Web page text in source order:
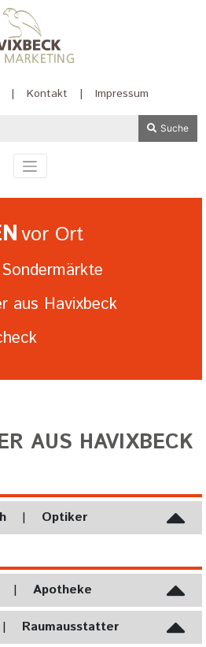
| Kontakt | Impressum
Suche
vor Ort
aus Havixbeck
AUS HAVIXBECK
| Optiker
| Apotheke
|
Raumausstatter